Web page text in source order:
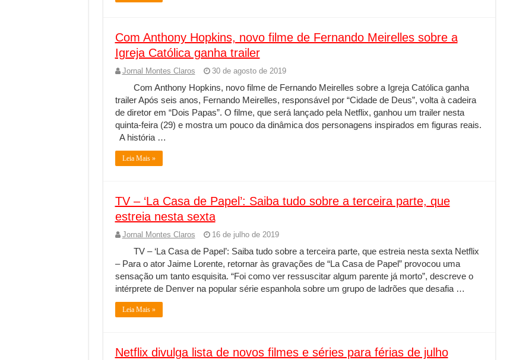
Com Anthony Hopkins, novo filme de Fernando Meirelles sobre a
Igreja Católica ganha trailer
Jornal Montes Claros 30 de agosto de 2019
Com Anthony Hopkins, novo filme de Fernando Meirelles sobre a Igreja Católica ganha
trailer Após seis anos, Fernando Meirelles, responsável por “Cidade de Deus”, volta à cadeira
de diretor em “Dois Papas”. O filme, que será lançado pela Netflix, ganhou um trailer nesta
quinta-feira (29) e mostra um pouco da dinâmica dos personagens inspirados em figuras reais.
A história …
Leia Mais »
TV – ‘La Casa de Papel’: Saiba tudo sobre a terceira parte, que
estreia nesta sexta
Jornal Montes Claros 16 de julho de 2019
TV – ‘La Casa de Papel’: Saiba tudo sobre a terceira parte, que estreia nesta sexta Netflix
– Para o ator Jaime Lorente, retornar às gravações de “La Casa de Papel” provocou uma
sensação um tanto esquisita. “Foi como ver ressuscitar algum parente já morto”, descreve o
intérprete de Denver na popular série espanhola sobre um grupo de ladrões que desafia …
Leia Mais »
Netflix divulga lista de novos filmes e séries para férias de julho